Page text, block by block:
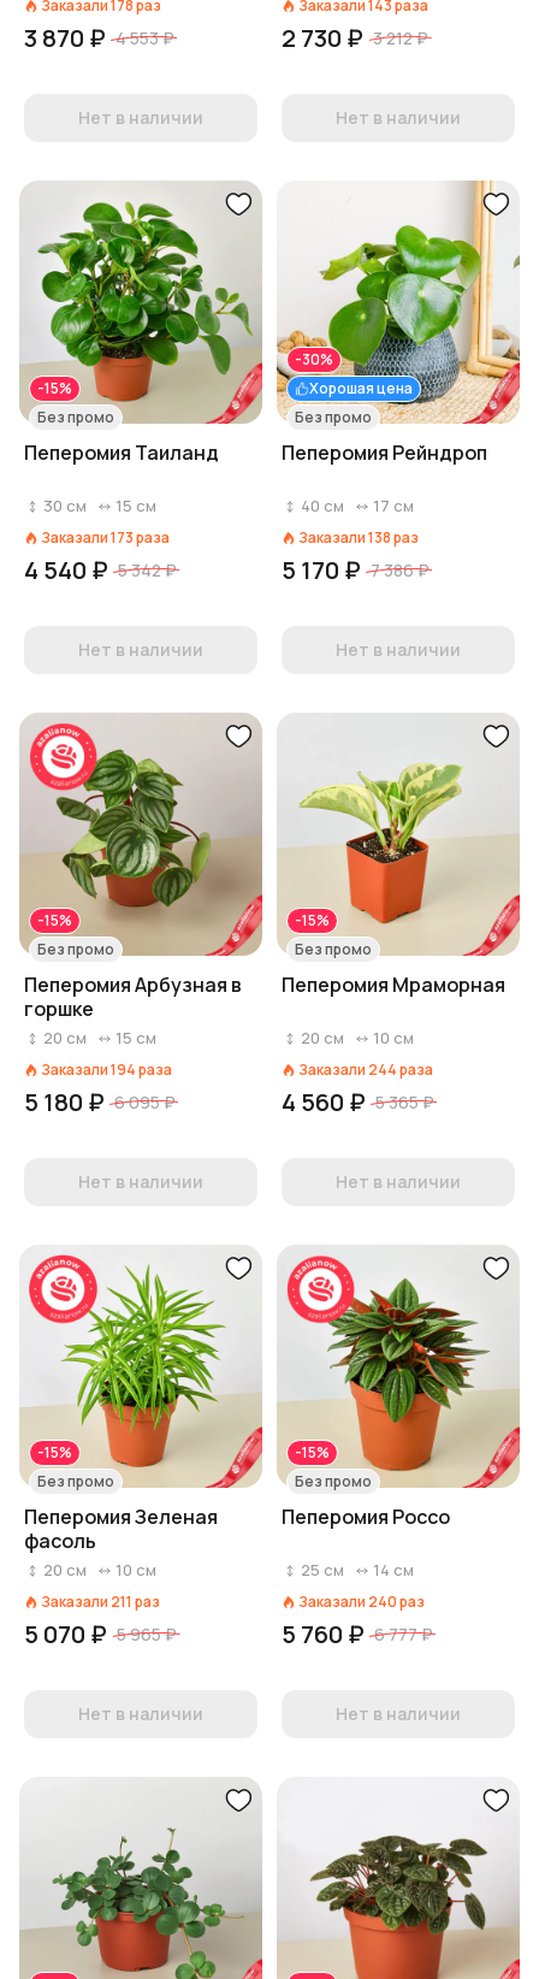
Заказали178раз
3 870 ₽ 4 553 ₽
Нет в наличии
Заказали143раза
2 730 ₽ 3 212 ₽
Нет в наличии
-15%
Без промо
Пеперомия Таиланд
30 см 15 см
Заказали173раза
4 540 ₽ 5 342 ₽
Нет в наличии
Хорошая цена
-30%
Без промо
Пеперомия Рейндроп
40 см 17 см
Заказали138раз
5 170 ₽ 7 386 ₽
Нет в наличии
-15%
Без промо
Пеперомия Арбузная в
горшке
20 см 15 см
Заказали194раза
5 180 ₽ 6 095 ₽
Нет в наличии
-15%
Без промо
Пеперомия Мраморная
20 см 10 см
Заказали 244раза
4 560 ₽ 5 365 ₽
Нет в наличии
-15%
Без промо
Пеперомия Зеленая
фасоль
20 см 10 см
Заказали 211 раз
5 070 ₽ 5 965 ₽
Нет в наличии
-15%
Без промо
Пеперомия Россо
25 см 14 см
Заказали 240раз
5 760 ₽ 6 777 ₽
Нет в наличии